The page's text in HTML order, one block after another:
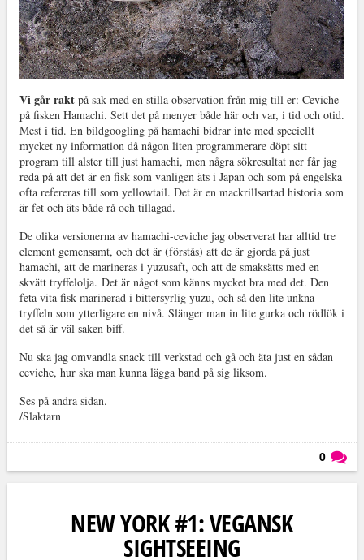
Vi går raktpå sak med en stilla observation från mig till er: Ceviche
på fisken Hamachi. Sett det på menyer både här och var, i tid och otid.
Mest i tid. En bildgoogling på hamachi bidrar inte med speciellt
mycket ny information då någon liten programmerare döpt sitt
program till alster till just hamachi, men några sökresultat ner får jag
reda på att det är en fisk som vanligen äts i Japan och som på engelska
ofta refereras till som yellowtail. Det är en mackrillsartad historia som
är fet och äts både rå och tillagad.
De olika versionerna av hamachi-ceviche jag observerat har alltid tre
element gemensamt, och det är (förstås) att de är gjorda på just
hamachi, att de marineras i yuzusaft, och att de smaksätts med en
skvätt tryffelolja. Det är något som känns mycket bra med det. Den
feta vita fisk marinerad i bittersyrlig yuzu, och så den lite unkna
tryffeln som ytterligare en nivå. Slänger man in lite gurka och rödlök i
det så är väl saken biff.
Nu ska jag omvandla snack till verkstad och gå och äta just en sådan
ceviche, hur ska man kunna lägga band på sig liksom.
Ses på andra sidan.
/Slaktarn
0
NEW YORK #1: VEGANSK
SIGHTSEEING